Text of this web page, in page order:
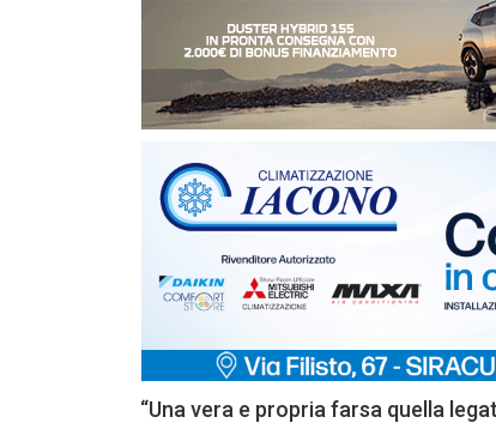
“Una vera e propria farsa quella